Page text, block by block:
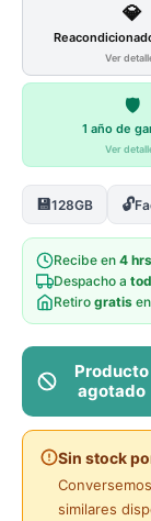
💎
Ver
🛡️
1 año de
Ver
💾128GB 🔓
Recibe en 4 hrs
Despacho a
Retiro gratis
Producto
agotado
Sin stock
similares